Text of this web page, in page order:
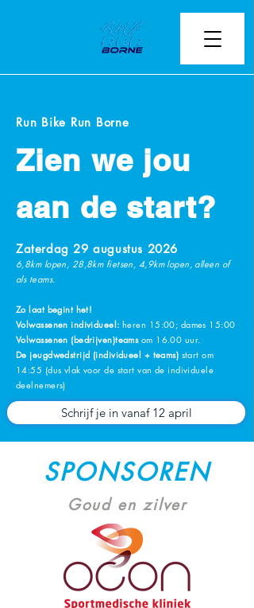
Run Bike Run Borne
Zien we jou
aan de start?
Zaterdag 29 augustus 2026
6,8km lopen, 28,8km fietsen, 4,9km lopen, alleen of
als teams.
Zo laat begint het!
Volwassenen individueel: heren 15:00; dames 15:00
Volwassenen (bedrijven)teams om 16.00 uur.
De jeugdwedstrijd (individueel + teams) start om
14:55 (dus vlak voor de start van de individuele
deelnemers)
Schrijf je in vanaf 12 april
SPONSOREN
Goud en zilver